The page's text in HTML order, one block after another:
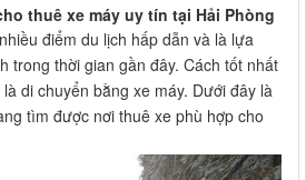
thuê xe máy uy tín tại Hải Phòng
điểm du lịch hấp dẫn và là lựa
trong thời gian gần đây. Cách tốt nhất
di chuyển bằng xe máy. Dưới đây là
tìm được nơi thuê xe phù hợp cho